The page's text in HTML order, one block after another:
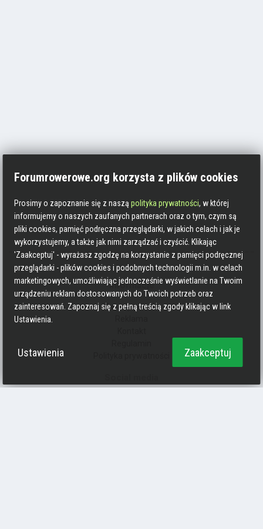
Informacje
Zasady pisania
Forumrowerowe.org korzysta z plików cookies
Prosimy o zapoznanie się z nasząpolityka prywatności, w której
informujemy o naszych zaufanych partnerach oraz o tym, czym są
pliki cookies, pamięć podręczna przeglądarki, w jakich celach i jak je
wykorzystujemy, a także jak nimi zarządzać i czyścić. Klikając
'Zaakceptuj' - wyrażasz zgodzę na korzystanie z pamięci podręcznej
przeglądarki - plików cookies i podobnych technologii m.in. w celach
marketingowych, umożliwiając jednocześnie wyświetlanie na Twoim
urządzeniu reklam dostosowanych do Twoich potrzeb oraz
zainteresowań. Zapoznaj się z pełną treścią zgody klikając w link
Ustawienia.
Ustawienia Zaakceptuj